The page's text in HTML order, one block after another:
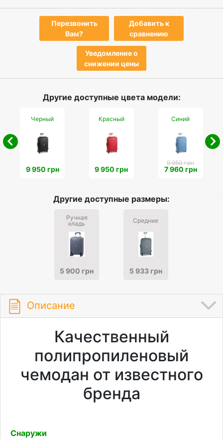
Перезвонить
Вам?
Добавить к
сравнению
Уведомление о
снижении цены
Другие доступные цвета модели:
Черный
9 950 грн
Красный
9 950 грн
Синий
9 950 грн
7 960 грн
Другие доступные размеры:
Ручная
кладь
5 900 грн
Средние
5 933 грн
Описание
Качественный
полипропиленовый
чемодан от известного
бренда
Снаружи